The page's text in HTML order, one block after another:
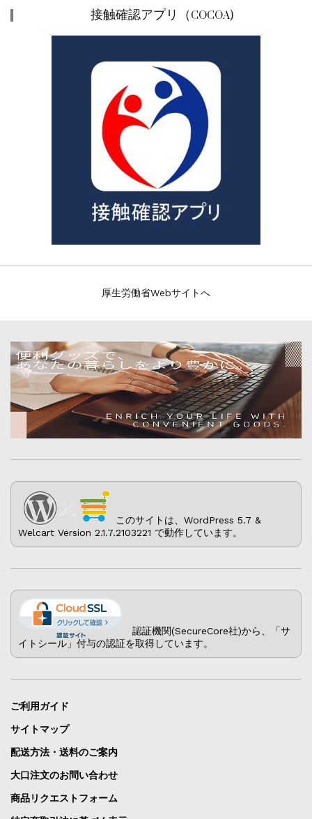
接触確認アプリ（COCOA)
厚生労働省Webサイトへ
このサイトは、WordPress 5.7 &
Welcart Version 2.1.7.2103221 で動作しています。
認証機関(SecureCore社)から、「サ
イトシール」付与の認証を取得しています。
ご利用ガイド
サイトマップ
配送方法・送料のご案内
大口注文のお問い合わせ
商品リクエストフォーム